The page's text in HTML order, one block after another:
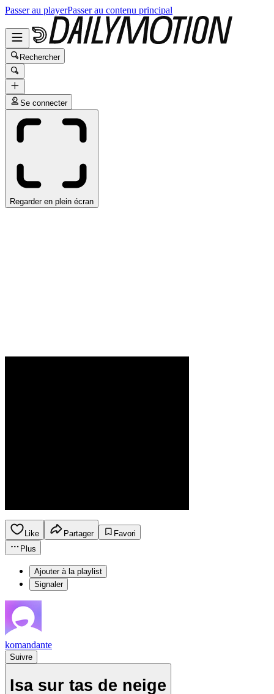
Passer au playerPasser au contenu principal
Rechercher
Se connecter
Regarder en plein écran
Like Partager
Favori
Plus
Ajouter à la playlist
Signaler
komandante
Suivre
Isa sur tas de neige